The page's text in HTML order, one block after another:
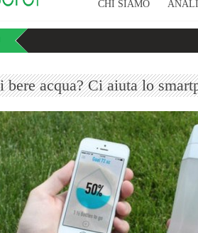
CHI SIAMO
bere acqua? Ci aiuta lo